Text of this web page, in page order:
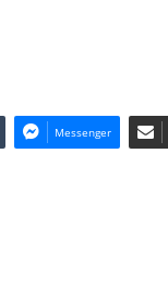
Messenger